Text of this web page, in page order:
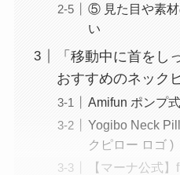
⑤ 見た目や素
い
「移動中に首をし
おすすめのネック
Amifun ポンプ
Yogibo Neck
クピロー ロゴ )
【マーナ公式